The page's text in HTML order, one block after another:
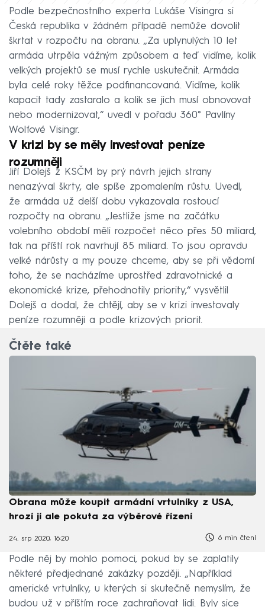
Podle bezpečnostního experta Lukáše Visingra si
Česká republika v žádném případě nemůže dovolit
škrtat v rozpočtu na obranu. „Za uplynulých 10 let
armáda utrpěla vážným způsobem a teď vidíme, kolik
velkých projektů se musí rychle uskutečnit. Armáda
byla celé roky těžce podfinancovaná. Vidíme, kolik
kapacit tady zastaralo a kolik se jich musí obnovovat
nebo modernizovat,“ uvedl v pořadu 360° Pavlíny
Wolfové Visingr.
V krizi by se měly investovat peníze
rozumněji
Jiří Dolejš z KSČM by prý návrh jejich strany
nenazýval škrty, ale spíše zpomalením růstu. Uvedl,
že armáda už delší dobu vykazovala rostoucí
rozpočty na obranu. „Jestliže jsme na začátku
volebního období měli rozpočet něco přes 50 miliard,
tak na příští rok navrhují 85 miliard. To jsou opravdu
velké nárůsty a my pouze chceme, aby se při vědomí
toho, že se nacházíme uprostřed zdravotnické a
ekonomické krize, přehodnotily priority,“ vysvětlil
Dolejš a dodal, že chtějí, aby se v krizi investovaly
peníze rozumněji a podle krizových priorit.
Čtěte také
Obrana může koupit armádní vrtulníky z USA,
hrozí jí ale pokuta za výběrové řízení
24. srp 2020, 16:20 6 min čtení
Podle něj by mohlo pomoci, pokud by se zaplatily
některé předjednané zakázky později. „Například
americké vrtulníky, u kterých si skutečně nemyslím, že
budou už v příštím roce zachraňovat lidi. Byly sice